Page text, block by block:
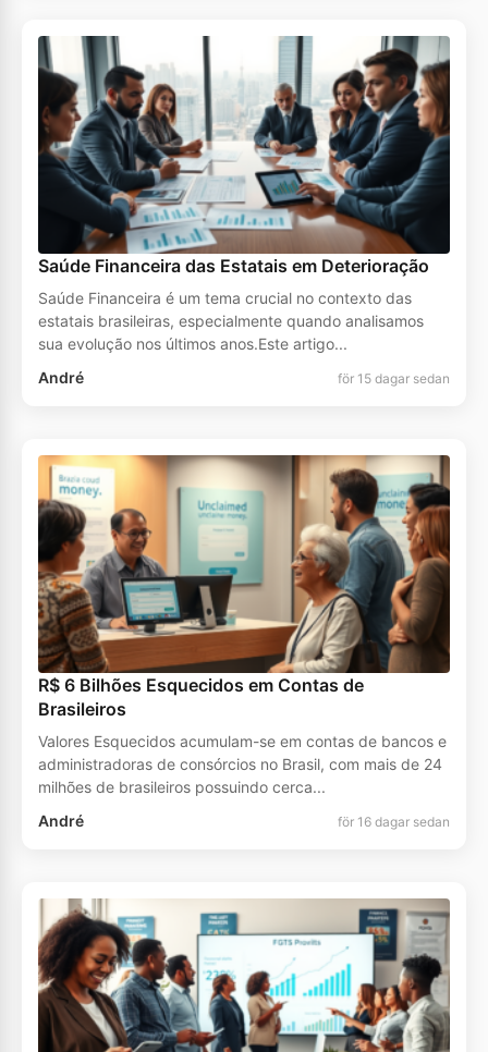
Saúde Financeira das Estatais em Deterioração
Saúde Financeira é um tema crucial no contexto das
estatais brasileiras, especialmente quando analisamos
sua evolução nos últimos anos.Este artigo...
André
för 15 dagar sedan
R$ 6 Bilhões Esquecidos em Contas de
Brasileiros
Valores Esquecidos acumulam-se em contas de bancos e
administradoras de consórcios no Brasil, com mais de 24
milhões de brasileiros possuindo cerca...
André
för 16 dagar sedan